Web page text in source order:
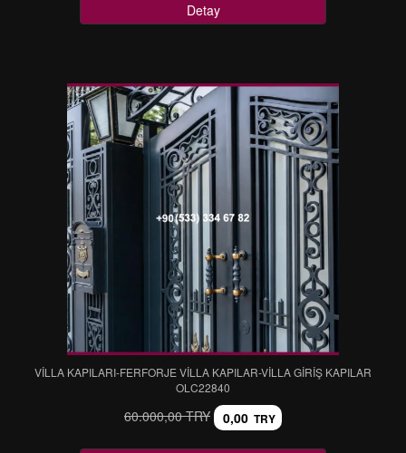
Detay
VİLLA KAPILARI-FERFORJE VİLLA KAPILAR-VİLLA GİRİŞ KAPILAR
OLC22840
60.000,00 TRY 0,00 TRY